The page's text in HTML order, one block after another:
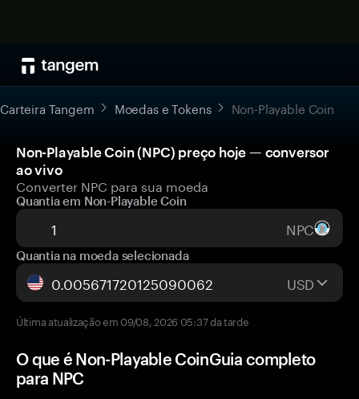
Carteira Tangem Moedas e Tokens Non-Playable Coin
Non-Playable Coin (NPC) preço hoje — conversor
ao vivo
Converter NPC para sua moeda
Quantia em Non-Playable Coin
NPC
Quantia na moeda selecionada
USD
Última atualização em 09/08, 2026 05:37 da tarde
O que é Non-Playable CoinGuia completo
para NPC